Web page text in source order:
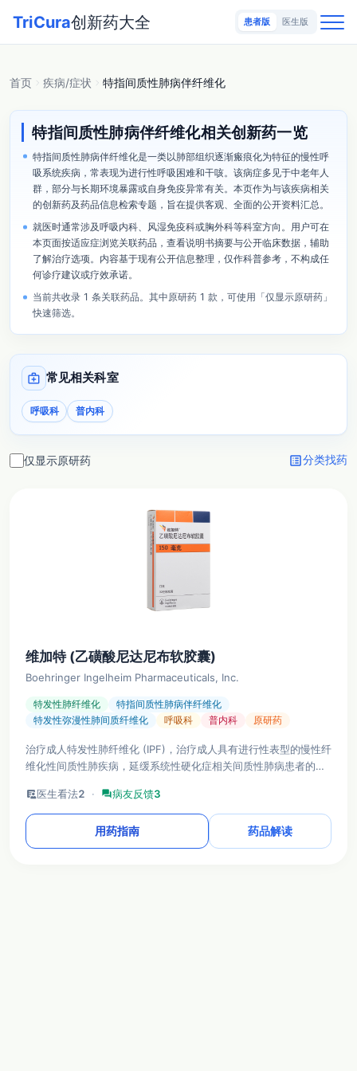
TriCura创新药大全 患者版 医生版
首页 疾病/症状 特指间质性肺病伴纤维化
特指间质性肺病伴纤维化相关创新药一览
特指间质性肺病伴纤维化是一类以肺部组织逐渐瘢痕化为特征的慢性呼
吸系统疾病，常表现为进行性呼吸困难和干咳。该病症多见于中老年人
群，部分与长期环境暴露或自身免疫异常有关。本页作为与该疾病相关
的创新药及药品信息检索专题，旨在提供客观、全面的公开资料汇总。
就医时通常涉及呼吸内科、风湿免疫科或胸外科等科室方向。用户可在
本页面按适应症浏览关联药品，查看说明书摘要与公开临床数据，辅助
了解治疗选项。内容基于现有公开信息整理，仅作科普参考，不构成任
何诊疗建议或疗效承诺。
当前共收录 1 条关联药品。其中原研药 1 款，可使用「仅显示原研药」
快速筛选。
medical_services 常见相关科室
呼吸科 普内科
仅显示原研药 list_alt分类找药
维加特 (乙磺酸尼达尼布软胶囊)
Boehringer Ingelheim Pharmaceuticals, Inc.
特发性肺纤维化
特指间质性肺病伴纤维化
特发性弥漫性肺间质纤维化
呼吸科 普内科 原研药
治疗成人特发性肺纤维化 (IPF)，治疗成人具有进行性表型的慢性纤
维化性间质性肺疾病，延缓系统性硬化症相关间质性肺病患者的肺
clinical_notes医生看法2 · forum病友反馈3
用药指南 药品解读